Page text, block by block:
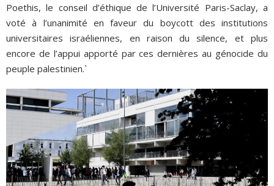
Poethis, le conseil d’éthique de l’Université Paris-Saclay, a
voté à l’unanimité en faveur du boycott des institutions
universitaires israéliennes, en raison du silence, et plus
encore de l’appui apporté par ces dernières au génocide du
peuple palestinien.`